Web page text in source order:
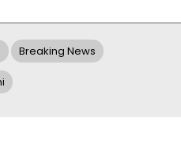
Breaking News